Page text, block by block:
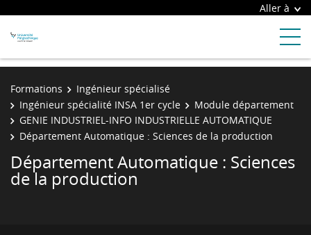
Aller à
Formations
Ingénieur spécialisé
Ingénieur spécialité INSA 1er cycle
Module département
GENIE INDUSTRIEL-INFO INDUSTRIELLE AUTOMATIQUE
Département Automatique : Sciences de la production
Département Automatique : Sciences
de la production